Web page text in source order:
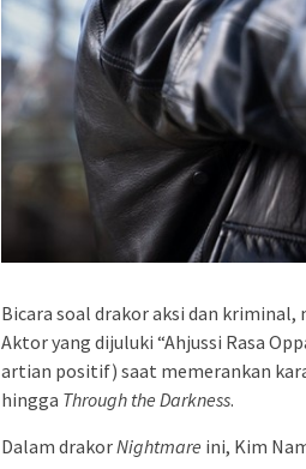
Bicara soal drakor aksi dan
Aktor yang dijuluki “Ahjussi Rasa
artian positif) saat memerankan
hingga Through the Darkness.
Dalam drakorNightmare ini, Kim